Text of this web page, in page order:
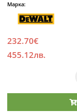
Марка:
232.70€
455.12лв.